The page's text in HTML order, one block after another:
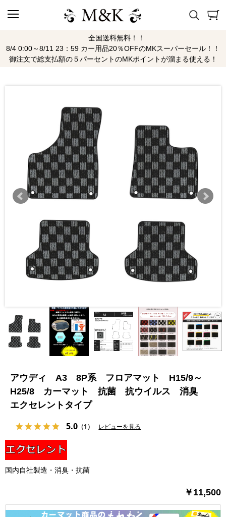
全国送料無料！！
8/4 0:00～8/11 23：59 カー用品20％OFFのMKスーパーセール！！
御注文で総支払額の５パーセントのMKポイントが溜まる使える！
アウディ A3 8P系 フロアマット H15/9～
H25/8 カーマット 抗菌 抗ウイルス 消臭
エクセレントタイプ
5.0 （1） レビューを見る
国内自社製造・消臭・抗菌
￥11,500